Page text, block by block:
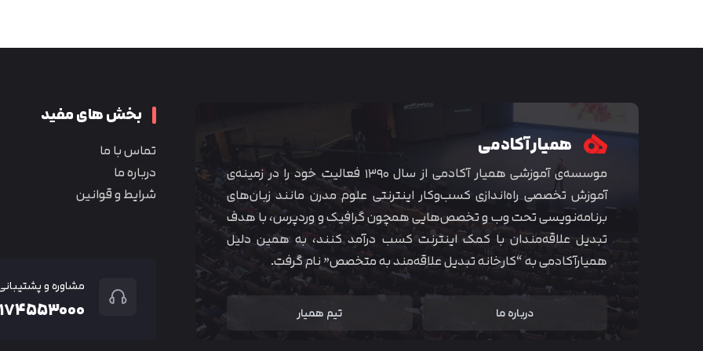
همیار آکادمی
موسسه‌ی آموزشی همیار آکادمی از سال ۱۳۹۰ فعالیت خود را در زمینه‌ی
آموزش تخصصی راه‌اندازی کسب‌و‌کار اینترنتی علوم مدرن مانند زبان‌های
برنامه‌نویسی تحت وب و تخصص‌هایی همچون گرافیک و وردپرس، با هدف
تبدیل علاقه‌مندان با کمک اینترنت کسب درآمد کنند، به همین دلیل
همیارآکادمی به “کارخانه تبدیل علاقه‌مند به متخصص” نام گرفت.
درباره ما تیم همیار
بخش های مفید
تماس با ما
درباره ما
شرایط و قوانین
مشاوره و
متوجه شدم